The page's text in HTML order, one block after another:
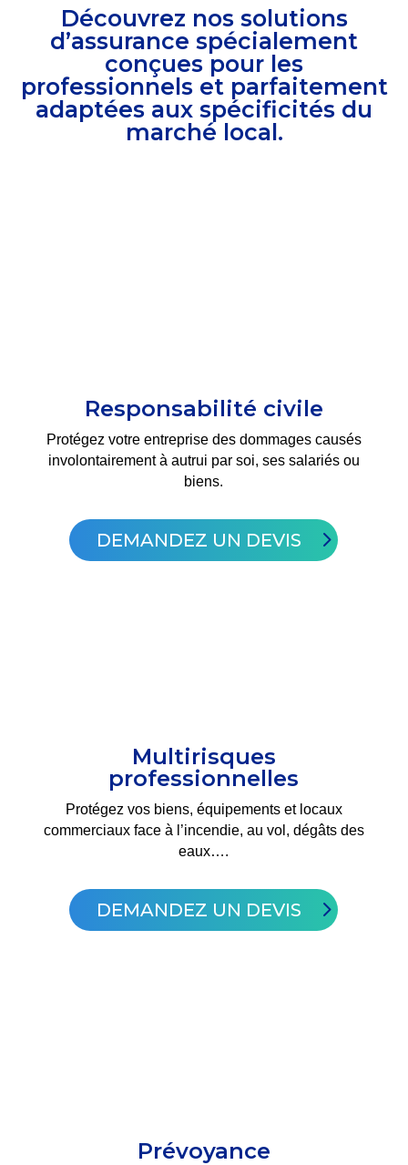
Découvrez nos solutions
d’assurance spécialement
conçues pour les
professionnels et parfaitement
adaptées aux spécificités du
marché local.
Responsabilité civile
Protégez votre entreprise des dommages causés
involontairement à autrui par soi, ses salariés ou
biens.
DEMANDEZ UN DEVIS
Multirisques
professionnelles
Protégez vos biens, équipements et locaux
commerciaux face à l’incendie, au vol, dégâts des
eaux….
DEMANDEZ UN DEVIS
Prévoyance